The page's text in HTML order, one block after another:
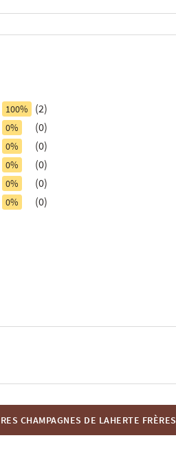
100% (2)
0% (0)
0% (0)
0% (0)
0% (0)
0% (0)
CHAMPAGNES DE LAHERTE FRÈRES